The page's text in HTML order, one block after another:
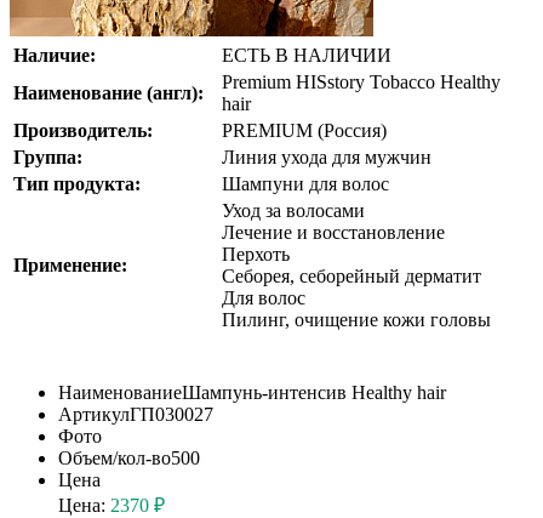
Наличие:
ЕСТЬ В НАЛИЧИИ
Наименование (англ):
Premium HISstory Tobacco Healthy
hair
Производитель:
PREMIUM (Россия)
Группа:
Линия ухода для мужчин
Тип продукта:
Шампуни для волос
Применение:
Уход за волосами
Лечение и восстановление
Перхоть
Себорея, себорейный дерматит
Для волос
Пилинг, очищение кожи головы
НаименованиеШампунь-интенсив Healthy hair
АртикулГП030027
Фото
Объем/кол-во500
Цена
Цена: 2370 ₽